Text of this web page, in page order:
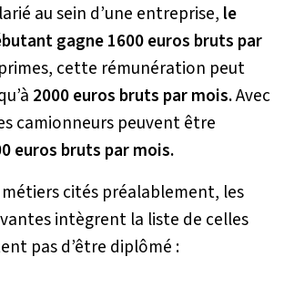
au sein d’une entreprise, le
gagne 1600 euros bruts par
cette rémunération peut
2000 euros bruts par mois.Avec
camionneurs peuvent être
euros bruts par mois.
cités préalablement, les
intègrent la liste de celles
pas d’être diplômé :